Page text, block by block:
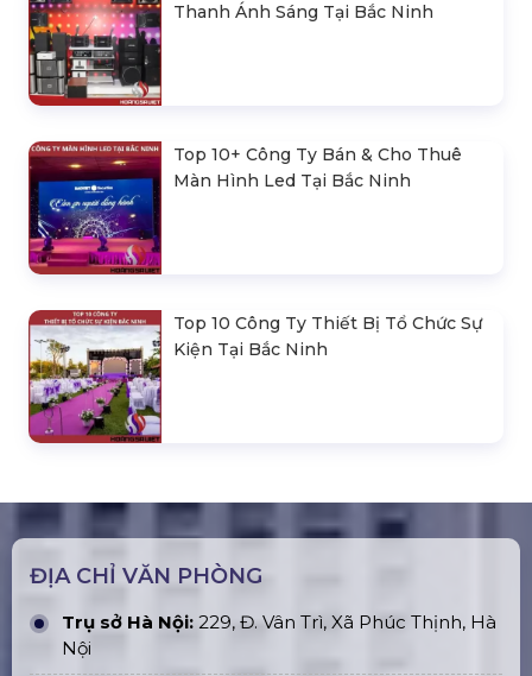
Thanh Ánh Sáng Tại Bắc Ninh
Top 10+ Công Ty Bán & Cho Thuê
Màn Hình Led Tại Bắc Ninh
Top 10 Công Ty Thiết Bị Tổ Chức Sự
Kiện Tại Bắc Ninh
ĐỊA CHỈ VĂN PHÒNG
Trụ sở Hà Nội: 229, Đ. Vân Trì, Xã Phúc Thịnh, Hà
Nội